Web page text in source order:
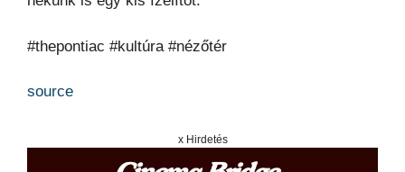
#thepontiac #kultúra #nézőtér
source
x Hirdetés